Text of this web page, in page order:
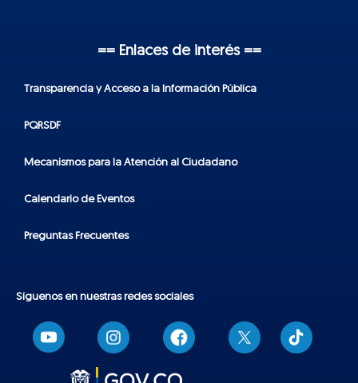
== Enlaces de interés ==
Transparencia y Acceso a la Información Pública
PQRSDF
Mecanismos para la Atención al Ciudadano
Calendario de Eventos
Preguntas Frecuentes
Síguenos en nuestras redes sociales
T
i
k